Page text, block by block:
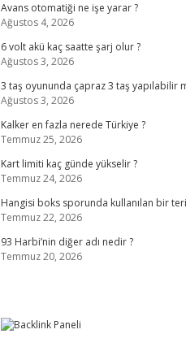
Avans otomatiği ne işe yarar ?
Ağustos 4, 2026
6 volt akü kaç saatte şarj olur ?
Ağustos 3, 2026
3 taş oyununda çapraz 3 taş yapılabilir
Ağustos 3, 2026
Kalker en fazla nerede Türkiye ?
Temmuz 25, 2026
Kart limiti kaç günde yükselir ?
Temmuz 24, 2026
Hangisi boks sporunda kullanılan bir
Temmuz 22, 2026
93 Harbi’nin diğer adı nedir ?
Temmuz 20, 2026